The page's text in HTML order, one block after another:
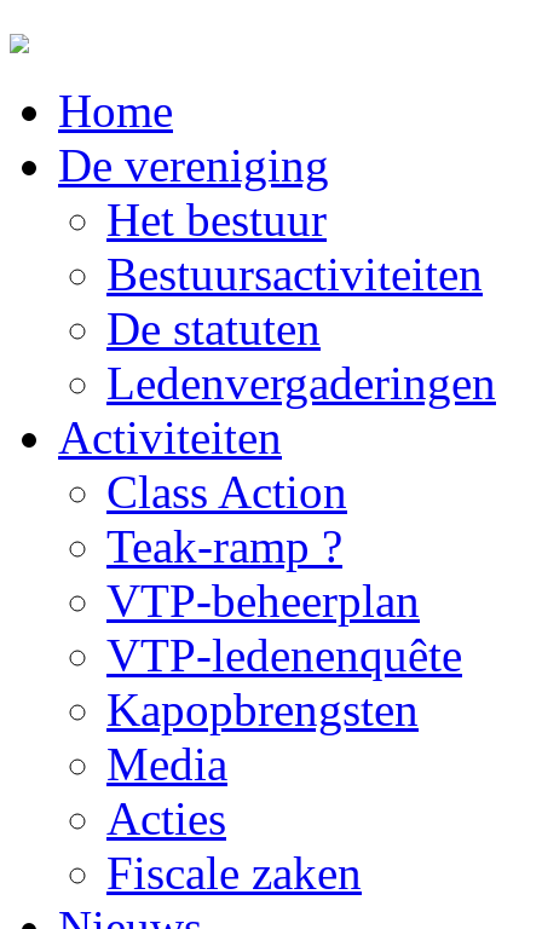
Home
De vereniging
Het bestuur
Bestuursactiviteiten
De statuten
Ledenvergaderingen
Activiteiten
Class Action
Teak-ramp ?
VTP-beheerplan
VTP-ledenenquête
Kapopbrengsten
Media
Acties
Fiscale zaken